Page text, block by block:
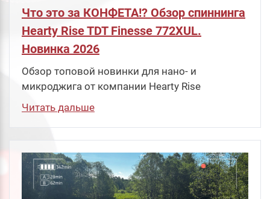
Что это за КОНФЕТА!? Обзор спиннинга
Hearty Rise TDT Finesse 772XUL.
Новинка 2026
Обзор топовой новинки для нано- и
микроджига от компании Hearty Rise
Читать дальше